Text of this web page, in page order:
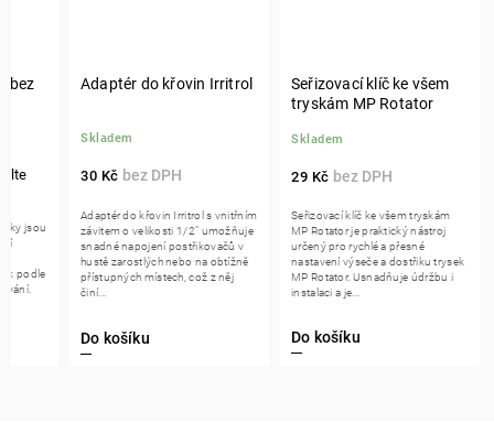
bez
jsou
podle
Adaptér do křovin Irritrol
Skladem
30 Kč
Do košíku
Adaptér do křovin Irritrol s vnitřním
závitem o velikosti 1/2" umožňuje
snadné napojení postřikovačů v
hustě zarostlých nebo na obtížně
přístupných místech, což z něj
činí...
Seřizovací klíč ke všem
tryskám MP Rotator
Skladem
29 Kč
Do košíku
Seřizovací klíč ke všem tryskám
MP Rotator je praktický nástroj
určený pro rychlé a přesné
nastavení výseče a dostřiku trysek
MP Rotator. Usnadňuje údržbu i
instalaci a je...